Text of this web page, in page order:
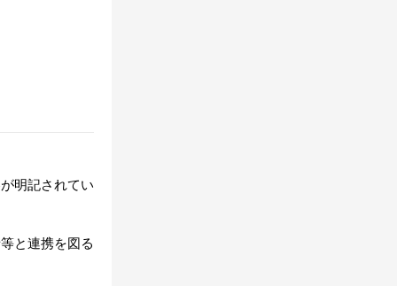
明記されてい
と連携を図る